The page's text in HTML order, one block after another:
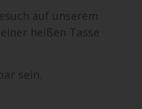
auf unserem
heißen Tasse
sein.